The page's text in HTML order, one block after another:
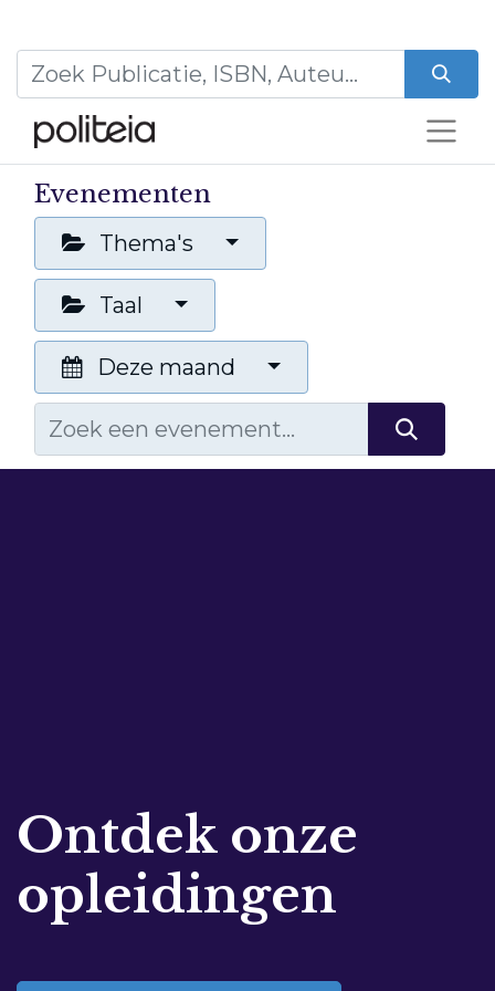
Evenementen
Thema's
Taal
Deze maand
Ontdek onze
opleidingen